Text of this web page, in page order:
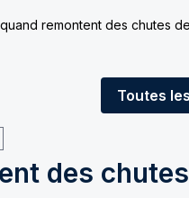
remontent des chutes
Toutes
des